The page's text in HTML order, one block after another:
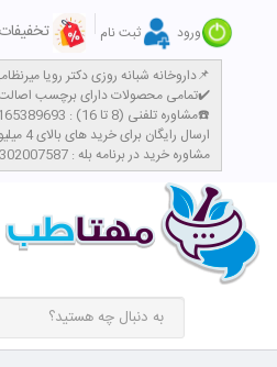
ورود ثبت نام
داروخانه شبانه روزی دکتر رویا میرنظامی📌
تمامی محصولات دارای برچسب اصالت کالا و سیب سلامت میباشند✔️
مشاوره تلفنی (8 تا 16) : 02165389693☎️
​ارسال رایگان برای خرید های بالای 4 میلیون تومان با پست پیشتاز
مشاوره خرید در برنامه بله : 09302007587